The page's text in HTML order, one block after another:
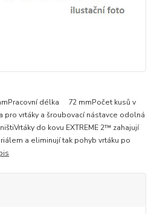
délka 72 mmPočet kusů v
vrtáky a šroubovací nástavce odolná
do kovu EXTREME 2™ zahajují
a eliminují tak pohyb vrtáku po